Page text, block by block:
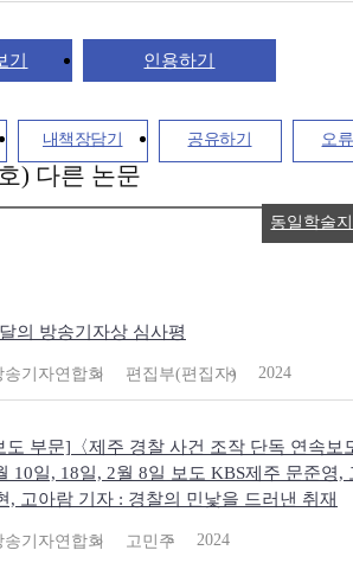
기 인용하기
내책장담기 공유하기 오
) 다른 논문
의 방송기자상 심사평
송기자연합회 편집부(편집자) 2024
도 부문]〈제주 경찰 사건 조작 단독 연속보
10일, 18일, 2월 8일 보도 KBS제주 문준영,
, 고아람 기자 : 경찰의 민낯을 드러낸 취재
송기자연합회 고민주 2024
동일학술